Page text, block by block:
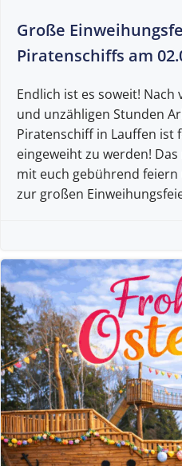
Große
Piratenschiffs am
Endlich ist es soweit!
und unzähligen Stunden
Piratenschiff in Lauffen ist
eingeweiht zu werden!
mit euch gebührend
zur großen